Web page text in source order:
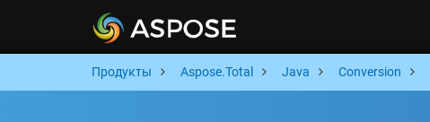
Продукты Aspose.Total Java Conversion